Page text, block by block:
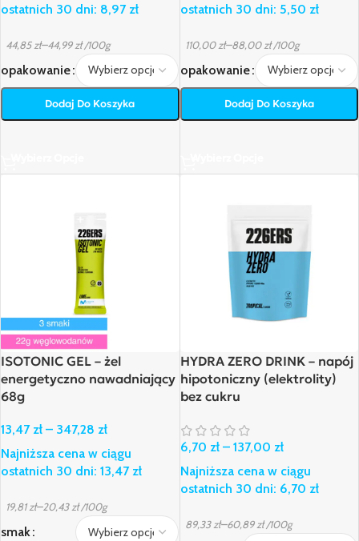
ostatnich 30 dni: 8,97 zł
44,85zł–44,99zł /100g
opakowanie
Dodaj Do Koszyka
ostatnich 30 dni: 5,50 zł
110,00zł–88,00zł /100g
opakowanie
Dodaj Do Koszyka
ISOTONIC GEL – żel
energetyczno nawadniający
68g
13,47 zł – 347,28 zł
Najniższa cena w ciągu
ostatnich 30 dni: 13,47 zł
19,81zł–20,43zł /100g
smak
HYDRA ZERO DRINK – napój
hipotoniczny (elektrolity)
bez cukru
6,70 zł – 137,00 zł
Najniższa cena w ciągu
ostatnich 30 dni: 6,70 zł
89,33zł–60,89zł /100g